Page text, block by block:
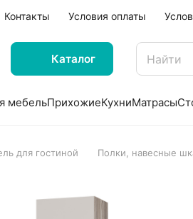
Контакты Условия оплаты
Каталог
мебельПрихожиеКухниМатрасы
для гостиной Полки, навесные